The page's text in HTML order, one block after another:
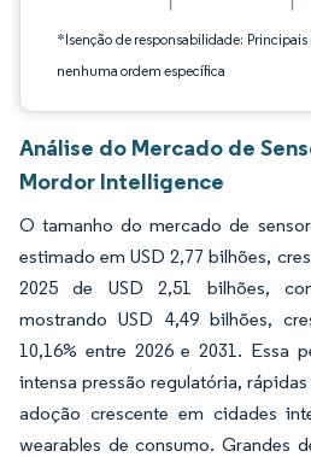
*Isenção de responsabilidade:
nenhuma ordem específica
Análise do Mercado de
Mordor Intelligence
O tamanho do mercado de
estimado em USD 2,77 bilhões,
2025 de USD 2,51 bilhões,
mostrando USD 4,49 bilhões,
10,16% entre 2026 e 2031. Essa
intensa pressão regulatória,
adoção crescente em cidades
wearables de consumo. Grandes